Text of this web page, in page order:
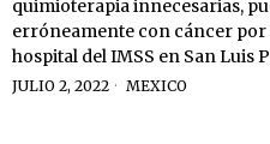
quimioterapia innecesarias,
erróneamente con cáncer
hospital del IMSS en San Luis
JULIO 2, 2022 MEXICO